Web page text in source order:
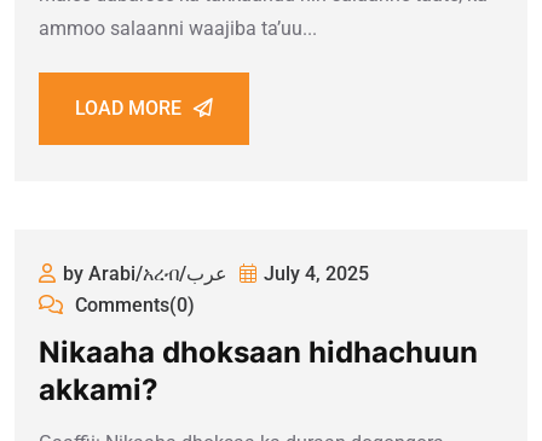
ammoo salaanni waajiba ta’uu...
LOAD MORE
by Arabi/አረብ/عرب
July 4, 2025
Comments(0)
Nikaaha dhoksaan hidhachuun
akkami?